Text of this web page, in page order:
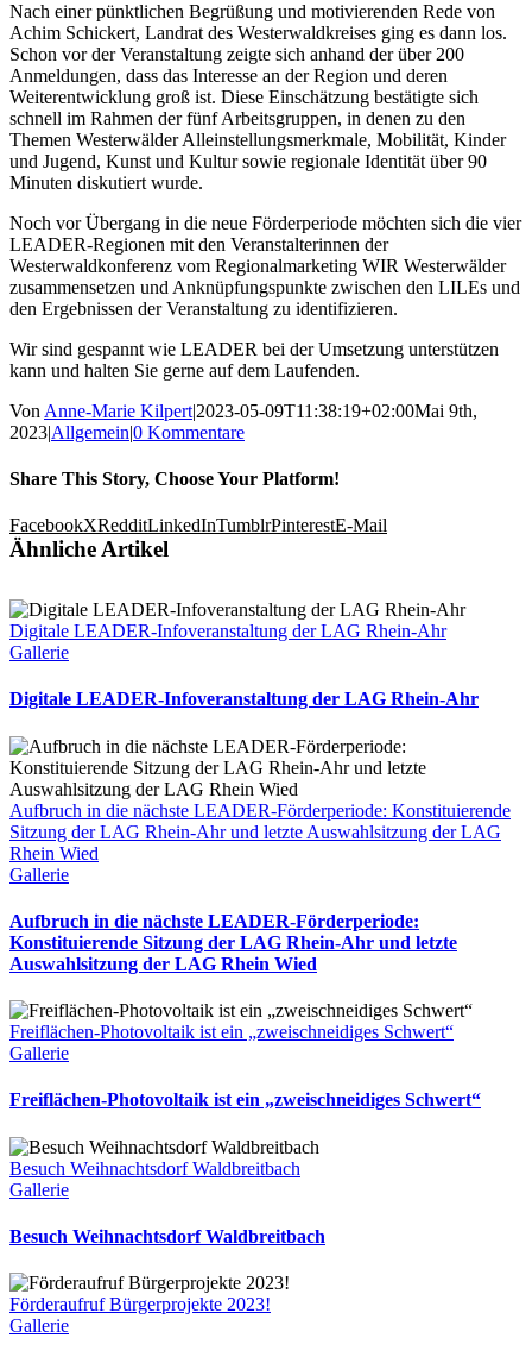
Nach einer pünktlichen Begrüßung und motivierenden Rede von
Achim Schickert, Landrat des Westerwaldkreises ging es dann los.
Schon vor der Veranstaltung zeigte sich anhand der über 200
Anmeldungen, dass das Interesse an der Region und deren
Weiterentwicklung groß ist. Diese Einschätzung bestätigte sich
schnell im Rahmen der fünf Arbeitsgruppen, in denen zu den
Themen Westerwälder Alleinstellungsmerkmale, Mobilität, Kinder
und Jugend, Kunst und Kultur sowie regionale Identität über 90
Minuten diskutiert wurde.
Noch vor Übergang in die neue Förderperiode möchten sich die vier
LEADER-Regionen mit den Veranstalterinnen der
Westerwaldkonferenz vom Regionalmarketing WIR Westerwälder
zusammensetzen und Anknüpfungspunkte zwischen den LILEs und
den Ergebnissen der Veranstaltung zu identifizieren.
Wir sind gespannt wie LEADER bei der Umsetzung unterstützen
kann und halten Sie gerne auf dem Laufenden.
Von Anne-Marie Kilpert|2023-05-09T11:38:19+02:00Mai 9th,
2023|Allgemein|0 Kommentare
Share This Story, Choose Your Platform!
FacebookXRedditLinkedInTumblrPinterestE-Mail
Ähnliche Artikel
Digitale LEADER-Infoveranstaltung der LAG Rhein-Ahr
Gallerie
Digitale LEADER-Infoveranstaltung der LAG Rhein-Ahr
Aufbruch in die nächste LEADER-Förderperiode: Konstituierende
Sitzung der LAG Rhein-Ahr und letzte Auswahlsitzung der LAG
Rhein Wied
Gallerie
Aufbruch in die nächste LEADER-Förderperiode:
Konstituierende Sitzung der LAG Rhein-Ahr und letzte
Auswahlsitzung der LAG Rhein Wied
Freiflächen-Photovoltaik ist ein „zweischneidiges Schwert“
Gallerie
Freiflächen-Photovoltaik ist ein „zweischneidiges Schwert“
Besuch Weihnachtsdorf Waldbreitbach
Gallerie
Besuch Weihnachtsdorf Waldbreitbach
Förderaufruf Bürgerprojekte 2023!
Gallerie